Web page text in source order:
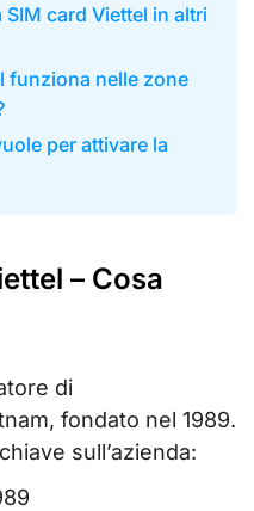
card Viettel in altri
funziona nelle zone
per attivare la
– Cosa
di
fondato nel 1989.
sull’azienda: